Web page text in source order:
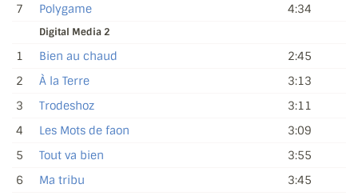
7
Polygame 4:34
Digital Media 2
1 Bien au chaud
2:45
2
À la Terre
3:13
3
Trodeshoz
3:11
4
Les Mots de faon
3:09
5
Tout va bien
3:55
6
Ma tribu
3:45